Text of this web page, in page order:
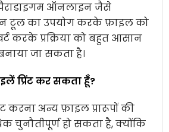
ऑनलाइन जैसे
टूल का उपयोग करके फ़ाइल को
करके प्रक्रिया को बहुत आसान
जा सकता है।
प्रिंट कर सकता हूँ?
करना अन्य फ़ाइल प्रारूपों की
चुनौतीपूर्ण हो सकता है, क्योंकि